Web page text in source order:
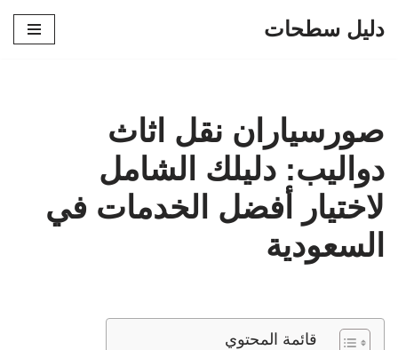
دليل سطحات
صورسياران نقل اثاث
دواليب: دليلك الشامل
لاختيار أفضل الخدمات في
السعودية
قائمة المحتوي